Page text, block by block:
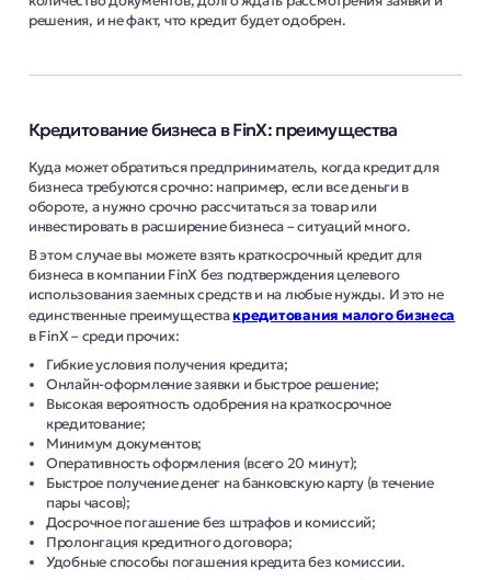
решения, и не факт, что кредит будет одобрен.
Кредитование бизнеса в FinX: преимущества
Куда может обратиться предприниматель, когда кредит для
бизнеса требуются срочно: например, если все деньги в
обороте, а нужно срочно рассчитаться за товар или
инвестировать в расширение бизнеса – ситуаций много.
В этом случае вы можете взять краткосрочный кредит для
бизнеса в компании FinX без подтверждения целевого
использования заемных средств и на любые нужды. И это не
единственные преимуществакредитования малого бизнеса
в FinX – среди прочих:
Гибкие условия получения кредита;
Онлайн-оформление заявки и быстрое решение;
Высокая вероятность одобрения на краткосрочное
кредитование;
Минимум документов;
Оперативность оформления (всего 20 минут);
Быстрое получение денег на банковскую карту (в течение
пары часов);
Досрочное погашение без штрафов и комиссий;
Пролонгация кредитного договора;
Удобные способы погашения кредита без комиссии.